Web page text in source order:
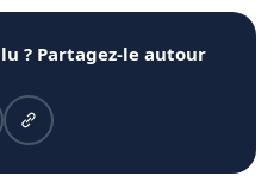
? Partagez-le autour